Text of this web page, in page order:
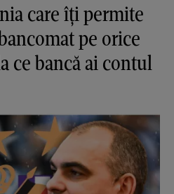
care îți permite
pe orice
ce bancă ai contul